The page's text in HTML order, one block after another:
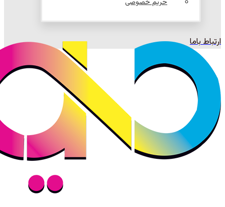
حریم خصوصی
ارتباط باما